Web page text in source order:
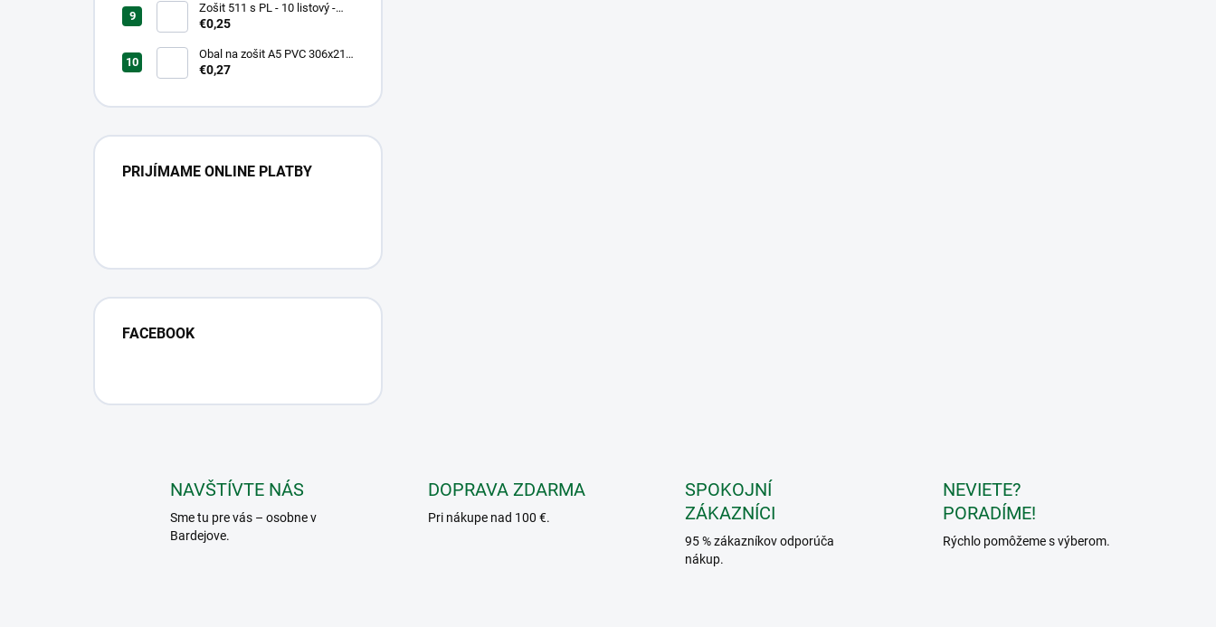
Zošit 511 s PL - 10 listový -
linkovaný 20 mm s pomocnou
€0,25
Obal na zošit A5 PVC 306x217
mm Neon Color -
€0,27
PRIJÍMAME ONLINE PLATBY
FACEBOOK
NAVŠTÍVTE NÁS
Sme tu pre vás – osobne v
Bardejove.
DOPRAVA ZDARMA
Pri nákupe nad 100 €.
SPOKOJNÍ
ZÁKAZNÍCI
95 % zákazníkov odporúča
nákup.
NEVIETE?
PORADÍME!
Rýchlo pomôžeme s výberom.